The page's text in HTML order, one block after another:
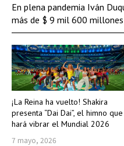
¡La Reina ha vuelto! Shakira
presenta “Dai Dai”, el himno que
hará vibrar el Mundial 2026
7 mayo, 2026
En plena pandemia Iván
más de $ 9 mil 600 millones